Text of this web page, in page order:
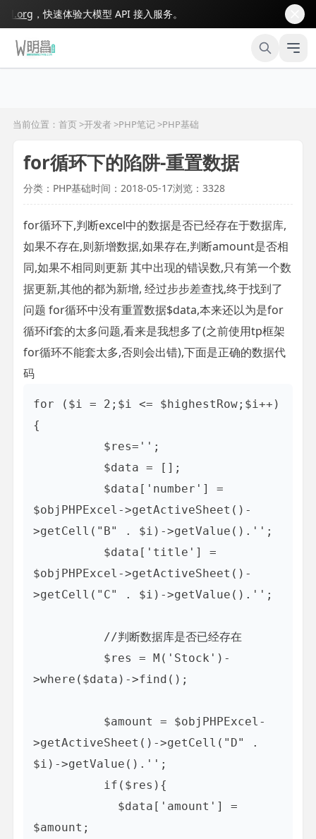
，快速体验大模型 API 接入服务。
当前位置：首页 >开发者 >PHP笔记>PHP基础
for循环下的陷阱-重置数据
分类：PHP基础时间：2018-05-17浏览：3328
for循环下,判断excel中的数据是否已经存在于数据库,
如果不存在,则新增数据,如果存在,判断amount是否相
同,如果不相同则更新 其中出现的错误数,只有第一个数
据更新,其他的都为新增, 经过步步差查找,终于找到了
问题 for循环中没有重置数据$data,本来还以为是for
循环if套的太多问题,看来是我想多了(之前使用tp框架
for循环不能套太多,否则会出错),下面是正确的数据代
码
for ($i = 2;$i <= $highestRow;$i++)
{
$res='';
$data = [];
$data['number'] =
$objPHPExcel->getActiveSheet()-
>getCell("B" . $i)->getValue().'';
$data['title'] =
$objPHPExcel->getActiveSheet()-
>getCell("C" . $i)->getValue().'';
//判断数据库是否已经存在
$res = M('Stock')-
>where($data)->find();
$amount = $objPHPExcel-
>getActiveSheet()->getCell("D" .
$i)->getValue().'';
if($res){
$data['amount'] =
$amount;